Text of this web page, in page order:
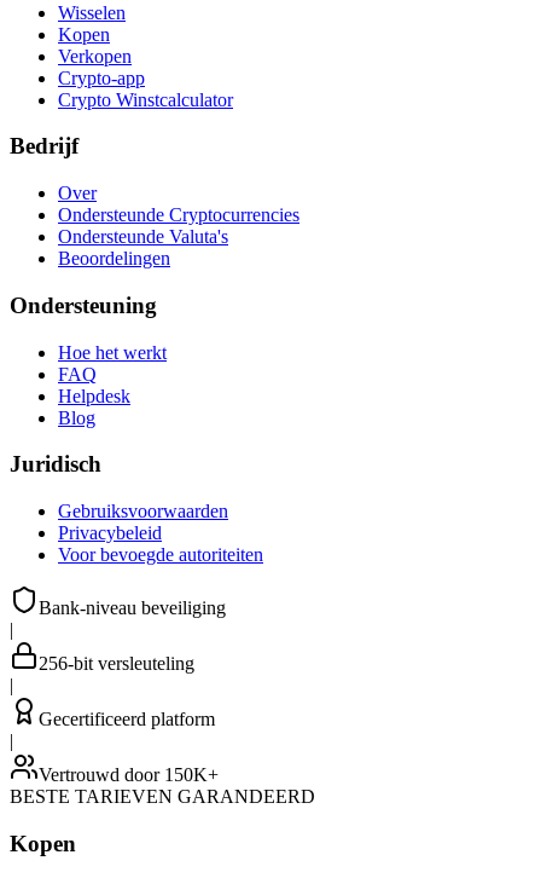
Wisselen
Kopen
Verkopen
Crypto-app
Crypto Winstcalculator
Bedrijf
Over
Ondersteunde Cryptocurrencies
Ondersteunde Valuta's
Beoordelingen
Ondersteuning
Hoe het werkt
FAQ
Helpdesk
Blog
Juridisch
Gebruiksvoorwaarden
Privacybeleid
Voor bevoegde autoriteiten
Bank-niveau beveiliging
|
256-bit versleuteling
|
Gecertificeerd platform
|
Vertrouwd door 150K+
BESTE TARIEVEN GARANDEERD
Kopen